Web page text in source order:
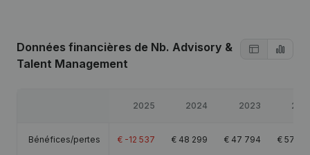
Données financières de Nb. Advisory &
Talent Management
2025 2024 2023
Bénéfices/pertes € -12 537 € 48 299 € 47 794 € 57